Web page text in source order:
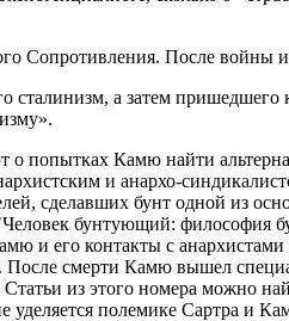
Сопротивления. После войны
сталинизм, а затем
о попытках Камю найти
и анархо-
сделавших бунт одной из
бунтующий: философия
и его контакты с анархистами
смерти Камю вышел
из этого номера можно
уделяется полемике Сартра и